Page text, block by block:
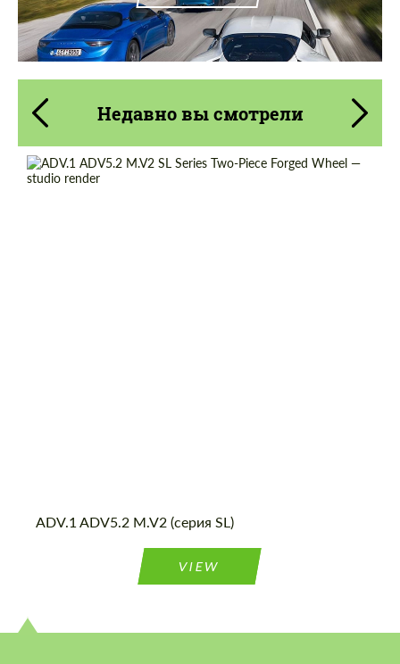
Недавно вы смотрели
ADV.1 ADV5.2 M.V2 (серия SL)
VIEW